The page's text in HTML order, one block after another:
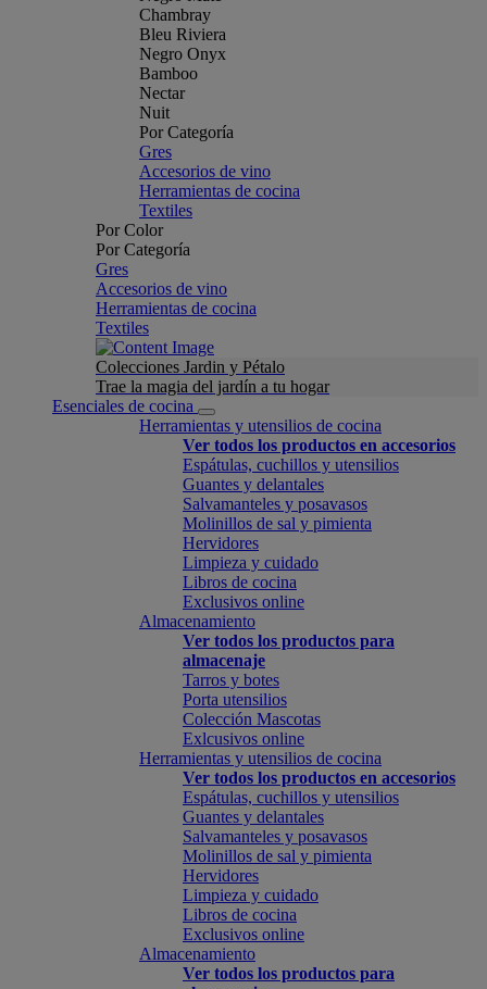
Chambray
Bleu Riviera
Negro Onyx
Bamboo
Nectar
Nuit
Por Categoría
Gres
Accesorios de vino
Herramientas de cocina
Textiles
Por Color
Por Categoría
Gres
Accesorios de vino
Herramientas de cocina
Textiles
Colecciones Jardin y Pétalo
Trae la magia del jardín a tu hogar
Esenciales de cocina
Herramientas y utensilios de cocina
Ver todos los productos en accesorios
Espátulas, cuchillos y utensilios
Guantes y delantales
Salvamanteles y posavasos
Molinillos de sal y pimienta
Hervidores
Limpieza y cuidado
Libros de cocina
Exclusivos online
Almacenamiento
Ver todos los productos para
almacenaje
Tarros y botes
Porta utensilios
Colección Mascotas
Exlcusivos online
Herramientas y utensilios de cocina
Ver todos los productos en accesorios
Espátulas, cuchillos y utensilios
Guantes y delantales
Salvamanteles y posavasos
Molinillos de sal y pimienta
Hervidores
Limpieza y cuidado
Libros de cocina
Exclusivos online
Almacenamiento
Ver todos los productos para